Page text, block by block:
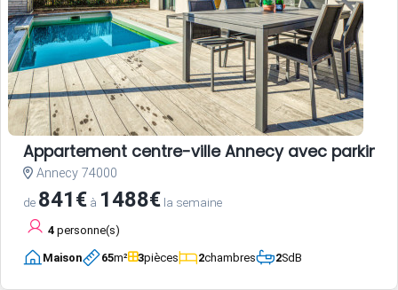
Appartement centre-ville Annecy avec parking
Annecy 74000
de 841€ à 1488€ la semaine
4 personne(s)
Maison 65m² 3pièces 2chambres 2SdB